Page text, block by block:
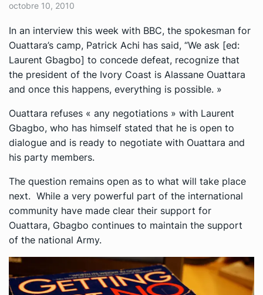
octobre 10, 2010
In an interview this week with BBC, the spokesman for
Ouattara’s camp, Patrick Achi has said, “We ask [ed:
Laurent Gbagbo] to concede defeat, recognize that
the president of the Ivory Coast is Alassane Ouattara
and once this happens, everything is possible. »
Ouattara refuses « any negotiations » with Laurent
Gbagbo, who has himself stated that he is open to
dialogue and is ready to negotiate with Ouattara and
his party members.
The question remains open as to what will take place
next. While a very powerful part of the international
community have made clear their support for
Ouattara, Gbagbo continues to maintain the support
of the national Army.